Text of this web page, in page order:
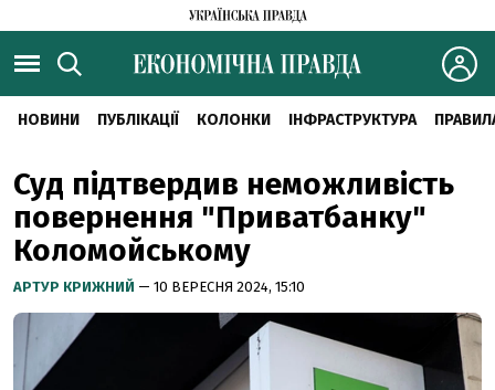
НОВИНИ ПУБЛІКАЦІЇ КОЛОНКИ ІНФРАСТРУКТУРА
Суд підтвердив неможливість
повернення "Приватбанку"
Коломойському
АРТУР КРИЖНИЙ — 10 ВЕРЕСНЯ 2024, 15:10